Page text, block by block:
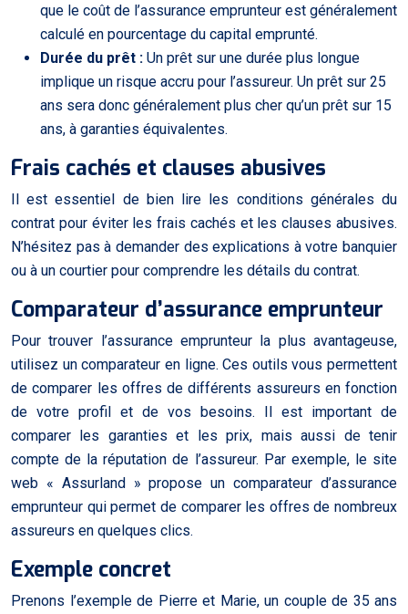
que le coût de l’assurance emprunteur est généralement
calculé en pourcentage du capital emprunté.
Durée du prêt : Un prêt sur une durée plus longue
implique un risque accru pour l’assureur. Un prêt sur 25
ans sera donc généralement plus cher qu’un prêt sur 15
ans, à garanties équivalentes.
Frais cachés et clauses abusives
Il est essentiel de bien lire les conditions générales du
contrat pour éviter les frais cachés et les clauses abusives.
N’hésitez pas à demander des explications à votre banquier
ou à un courtier pour comprendre les détails du contrat.
Comparateur d’assurance emprunteur
Pour trouver l’assurance emprunteur la plus avantageuse,
utilisez un comparateur en ligne. Ces outils vous permettent
de comparer les offres de différents assureurs en fonction
de votre profil et de vos besoins. Il est important de
comparer les garanties et les prix, mais aussi de tenir
compte de la réputation de l’assureur. Par exemple, le site
web « Assurland » propose un comparateur d’assurance
emprunteur qui permet de comparer les offres de nombreux
assureurs en quelques clics.
Exemple concret
Prenons l’exemple de Pierre et Marie, un couple de 35 ans